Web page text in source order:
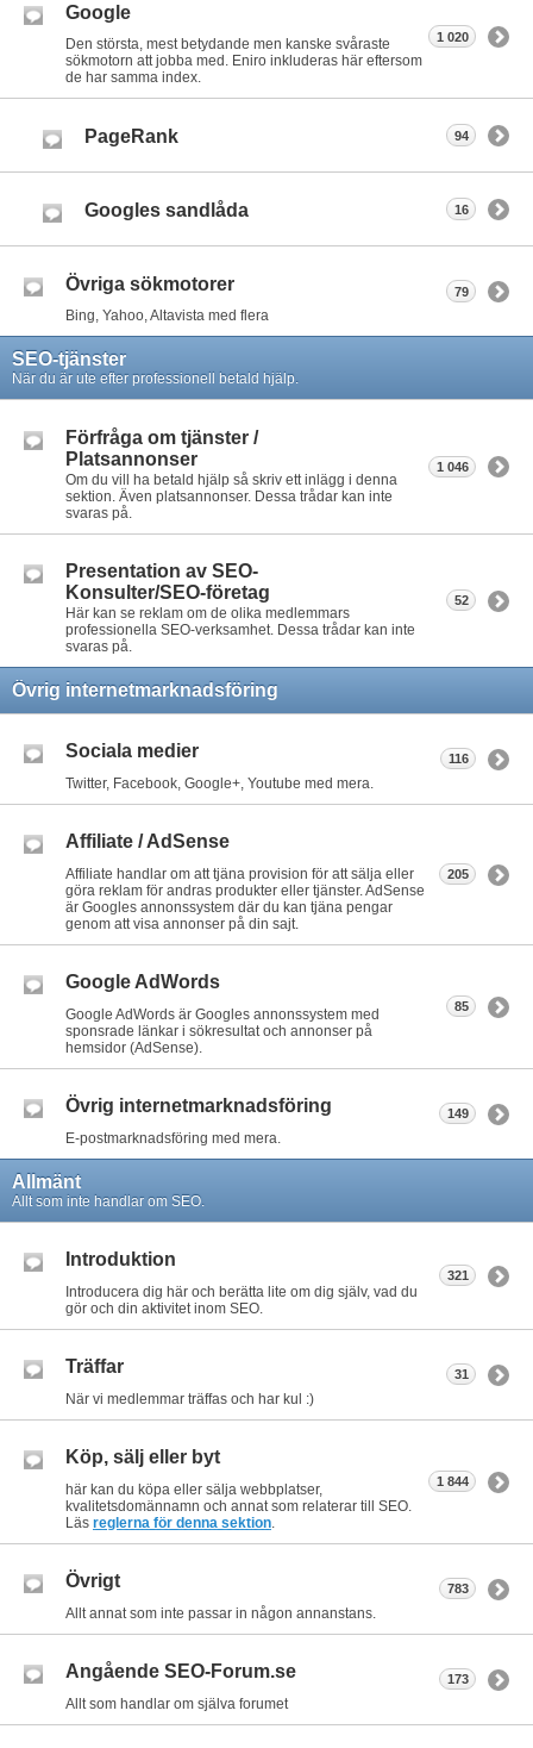
Google
Den största, mest betydande men kanske svåraste
sökmotorn att jobba med. Eniro inkluderas här eftersom
de har samma index.
1 020
PageRank 94
Googles sandlåda 16
Övriga sökmotorer
Bing, Yahoo, Altavista med flera
79
SEO-tjänster
När du är ute efter professionell betald hjälp.
Förfråga om tjänster /
Platsannonser
Om du vill ha betald hjälp så skriv ett inlägg i denna
sektion. Även platsannonser. Dessa trådar kan inte
svaras på.
1 046
Presentation av SEO-
Konsulter/SEO-företag
Här kan se reklam om de olika medlemmars
professionella SEO-verksamhet. Dessa trådar kan inte
svaras på.
52
Övrig internetmarknadsföring
Sociala medier
Twitter, Facebook, Google+, Youtube med mera.
116
Affiliate / AdSense
Affiliate handlar om att tjäna provision för att sälja eller
göra reklam för andras produkter eller tjänster. AdSense
är Googles annonssystem där du kan tjäna pengar
genom att visa annonser på din sajt.
205
Google AdWords
Google AdWords är Googles annonssystem med
sponsrade länkar i sökresultat och annonser på
hemsidor (AdSense).
85
Övrig internetmarknadsföring
E-postmarknadsföring med mera.
149
Allmänt
Allt som inte handlar om SEO.
Introduktion
Introducera dig här och berätta lite om dig själv, vad du
gör och din aktivitet inom SEO.
321
Träffar
När vi medlemmar träffas och har kul :)
31
Köp, sälj eller byt
här kan du köpa eller sälja webbplatser,
kvalitetsdomännamn och annat som relaterar till SEO.
Läs reglerna för denna sektion
1 844
Övrigt
Allt annat som inte passar in någon annanstans.
783
Angående SEO-Forum.se
Allt som handlar om själva forumet
173